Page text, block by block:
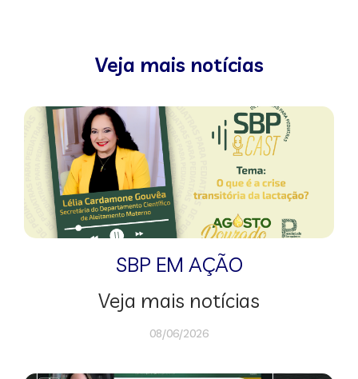
Veja mais notícias
SBP EM AÇÃO
Veja mais notícias
08/06/2026